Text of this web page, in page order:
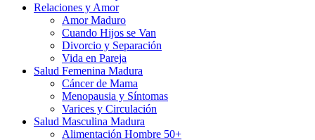
Relaciones y Amor
Amor Maduro
Cuando Hijos se Van
Divorcio y Separación
Vida en Pareja
Salud Femenina Madura
Cáncer de Mama
Menopausia y Síntomas
Varices y Circulación
Salud Masculina Madura
Alimentación Hombre 50+